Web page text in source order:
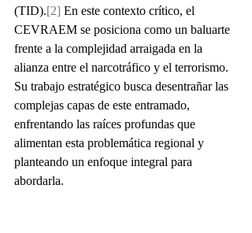
(TID).[2] En este contexto crítico, el
CEVRAEM se posiciona como un baluarte
frente a la complejidad arraigada en la
alianza entre el narcotráfico y el terrorismo.
Su trabajo estratégico busca desentrañar las
complejas capas de este entramado,
enfrentando las raíces profundas que
alimentan esta problemática regional y
planteando un enfoque integral para
abordarla.